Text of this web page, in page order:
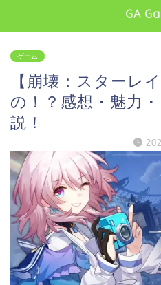
GA
ゲーム
【崩壊：スターレ
の！？感想・魅力
説！